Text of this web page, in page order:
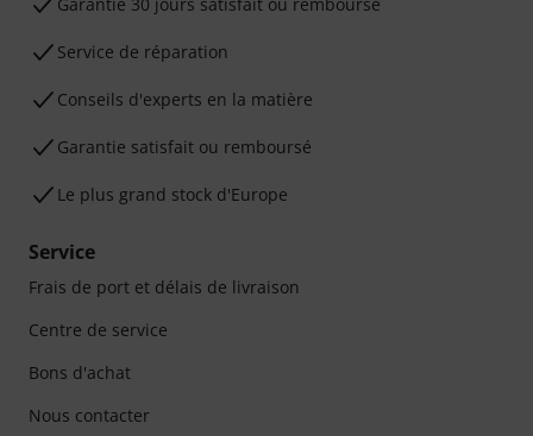
Service de réparation
Conseils d'experts en la matière
Garantie satisfait ou remboursé
Le plus grand stock d'Europe
Service
Frais de port et délais de livraison
Centre de service
Bons d'achat
Nous contacter